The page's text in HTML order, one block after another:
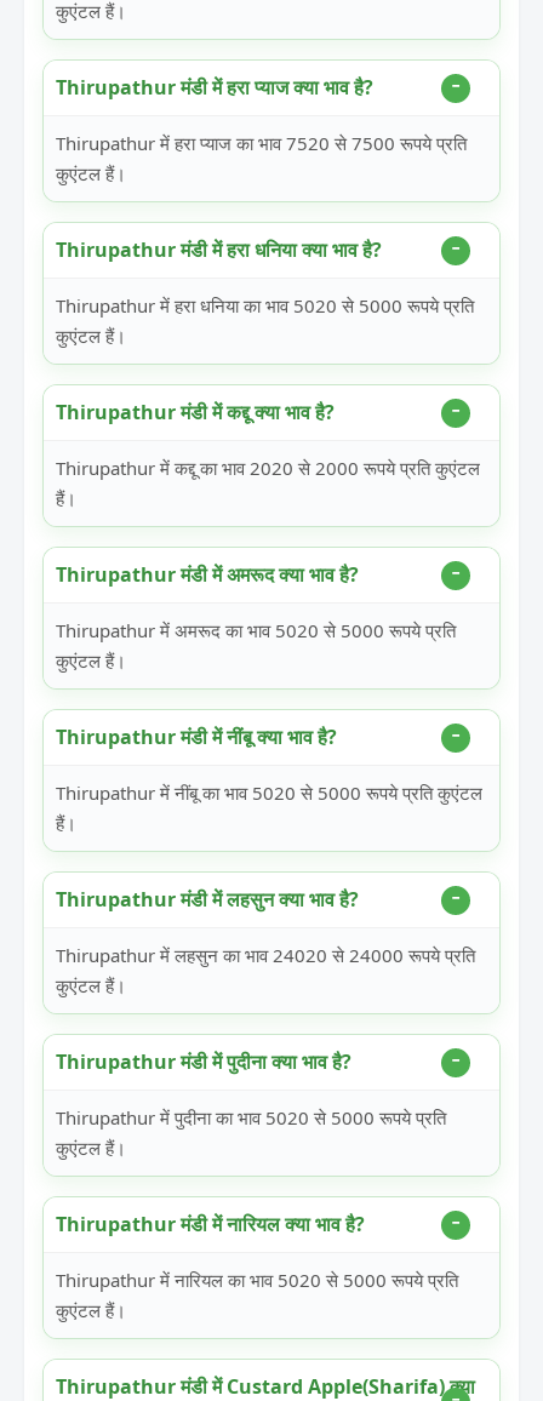
कुएंटल हैं।
Thirupathur मंडी में हरा प्याज क्या भाव है?
Thirupathur में हरा प्याज का भाव 7520 से 7500 रूपये प्रति
कुएंटल हैं।
Thirupathur मंडी में हरा धनिया क्या भाव है?
Thirupathur में हरा धनिया का भाव 5020 से 5000 रूपये प्रति
कुएंटल हैं।
Thirupathur मंडी में कद्दू क्या भाव है?
Thirupathur में कद्दू का भाव 2020 से 2000 रूपये प्रति कुएंटल
हैं।
Thirupathur मंडी में अमरूद क्या भाव है?
Thirupathur में अमरूद का भाव 5020 से 5000 रूपये प्रति
कुएंटल हैं।
Thirupathur मंडी में नींबू क्या भाव है?
Thirupathur में नींबू का भाव 5020 से 5000 रूपये प्रति कुएंटल
हैं।
Thirupathur मंडी में लहसुन क्या भाव है?
Thirupathur में लहसुन का भाव 24020 से 24000 रूपये प्रति
कुएंटल हैं।
Thirupathur मंडी में पुदीना क्या भाव है?
Thirupathur में पुदीना का भाव 5020 से 5000 रूपये प्रति
कुएंटल हैं।
Thirupathur मंडी में नारियल क्या भाव है?
Thirupathur में नारियल का भाव 5020 से 5000 रूपये प्रति
कुएंटल हैं।
Thirupathur मंडी में Custard Apple(Sharifa) क्या